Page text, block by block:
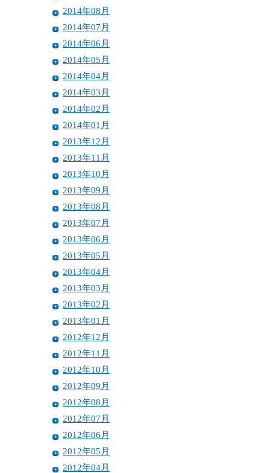
2014年08月
2014年07月
2014年06月
2014年05月
2014年04月
2014年03月
2014年02月
2014年01月
2013年12月
2013年11月
2013年10月
2013年09月
2013年08月
2013年07月
2013年06月
2013年05月
2013年04月
2013年03月
2013年02月
2013年01月
2012年12月
2012年11月
2012年10月
2012年09月
2012年08月
2012年07月
2012年06月
2012年05月
2012年04月